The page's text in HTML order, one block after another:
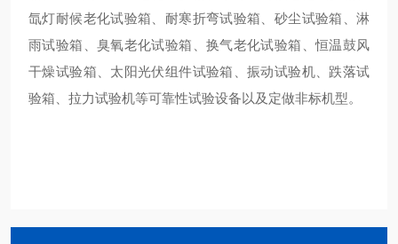
氙灯耐候老化试验箱、耐寒折弯试验箱、砂尘试验箱、淋
雨试验箱、臭氧老化试验箱、换气老化试验箱、恒温鼓风
干燥试验箱、太阳光伏组件试验箱、振动试验机、跌落试
验箱、拉力试验机等可靠性试验设备以及定做非标机型。